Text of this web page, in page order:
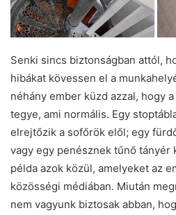
Senki sincs biztonságban attól,
hibákat kövessen el a
néhány ember küzd azzal, hogy
tegye, ami normális. Egy
elrejtőzik a sofőrök elől; egy
vagy egy penésznek tűnő tányér
példa azok közül, amelyeket az
közösségi médiában. Miután
nem vagyunk biztosak abban,